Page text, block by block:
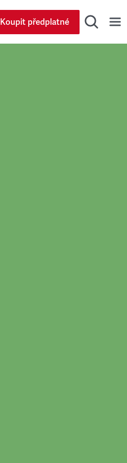
Koupit předplatné